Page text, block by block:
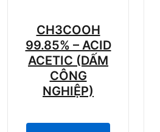
CH3COOH
99.85% – ACID
ACETIC (DẤM
CÔNG
NGHIỆP)